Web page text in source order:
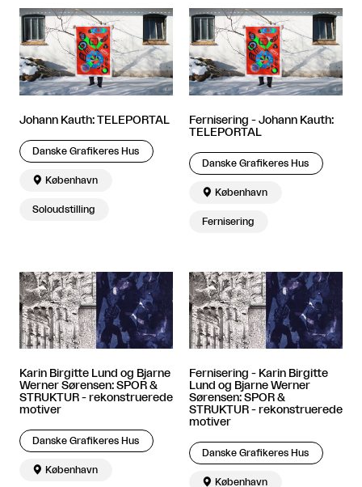
Johann Kauth: TELEPORTAL
Danske Grafikeres Hus
 København
Soloudstilling
Fernisering - Johann Kauth:
TELEPORTAL
Danske Grafikeres Hus
 København
Fernisering
Karin Birgitte Lund og Bjarne
Werner Sørensen: SPOR &
STRUKTUR - rekonstruerede
motiver
Danske Grafikeres Hus
 København
Fernisering - Karin Birgitte
Lund og Bjarne Werner
Sørensen: SPOR &
STRUKTUR - rekonstruerede
motiver
Danske Grafikeres Hus
 København